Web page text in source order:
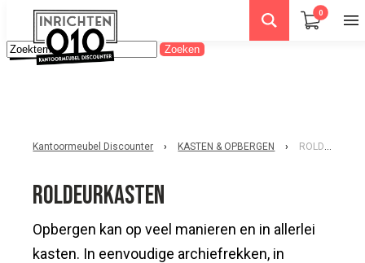
0
Kantoormeubel Discounter › KASTEN & OPBERGEN › ROLDEURKASTEN
ROLDEURKASTEN
Opbergen kan op veel manieren en in allerlei
kasten. In eenvoudige archiefrekken, in